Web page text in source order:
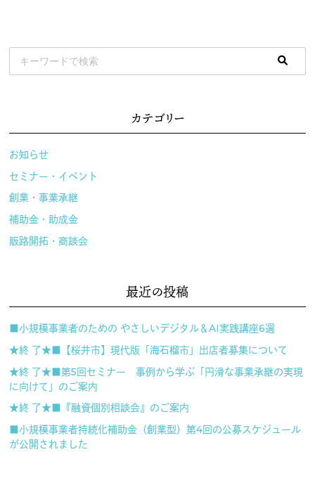
カテゴリー
お知らせ
セミナー・イベント
創業・事業承継
補助金・助成金
販路開拓・商談会
最近の投稿
■小規模事業者のための やさしいデジタル＆AI実践講座6選
★終 了★■【桜井市】現代版「海石榴市」出店者募集について
★終 了★■第5回セミナー 事例から学ぶ「円滑な事業承継の実現
に向けて」のご案内
★終 了★■『融資個別相談会』のご案内
■小規模事業者持続化補助金（創業型）第4回の公募スケジュール
が公開されました